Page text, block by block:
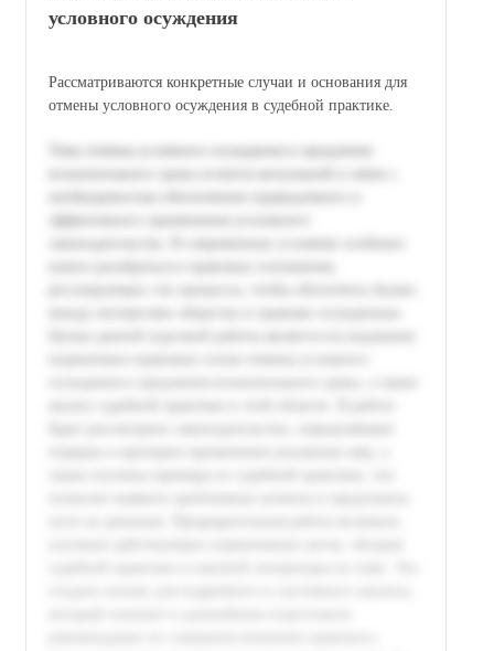
условного осуждения
Рассматриваются конкретные случаи и основания для
отмены условного осуждения в судебной практике.